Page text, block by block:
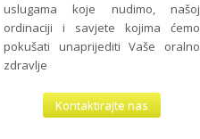
uslugama koje nudimo, našoj
ordinaciji i savjete kojima ćemo
pokušati unaprijediti Vaše oralno
zdravlje
Kontaktirajte nas